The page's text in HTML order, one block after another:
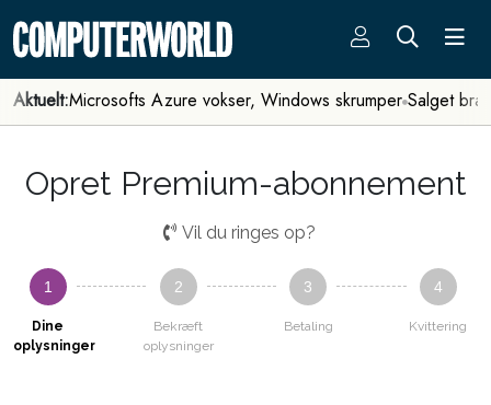
Aktuelt:Microsofts Azure vokser, Windows skrumper Salget
Opret Premium-abonnement
Vil du ringes op?
1
Dine
oplysninger
2
Bekræft
oplysninger
3
Betaling
4
Kvittering